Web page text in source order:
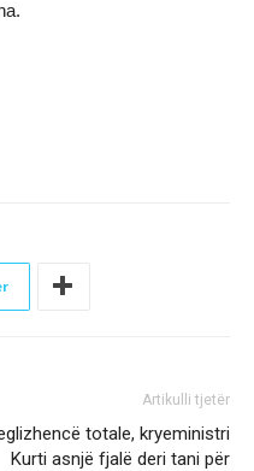
Artikulli tjetër
totale, kryeministri
Kurti asnjë fjalë deri tani për